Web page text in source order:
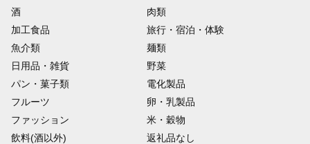
酒
肉類
加工食品
旅行・宿泊・体験
魚介類
麺類
日用品・雑貨
野菜
パン・菓子類
電化製品
フルーツ
卵・乳製品
ファッション
米・穀物
飲料(酒以外)
返礼品なし